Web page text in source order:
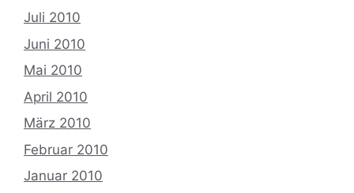
Juli 2010
Juni 2010
Mai 2010
April 2010
März 2010
Februar 2010
Januar 2010